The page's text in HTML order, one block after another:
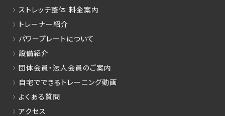
ストレッチ整体 料金案内
トレーナー紹介
パワープレートについて
設備紹介
団体会員・法人会員のご案内
自宅でできるトレーニング動画
よくある質問
アクセス